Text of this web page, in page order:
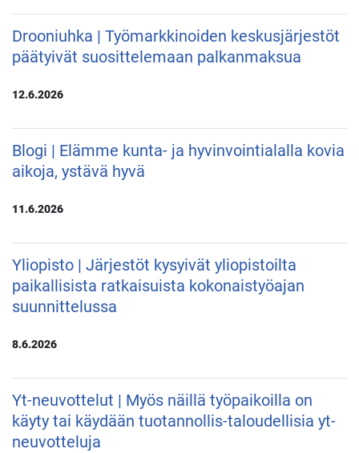
Drooniuhka | Työmarkkinoiden keskusjärjestöt
päätyivät suosittelemaan palkanmaksua
12.6.2026
Blogi | Elämme kunta- ja hyvinvointialalla kovia
aikoja, ystävä hyvä
11.6.2026
Yliopisto | Järjestöt kysyivät yliopistoilta
paikallisista ratkaisuista kokonaistyöajan
suunnittelussa
8.6.2026
Yt-neuvottelut | Myös näillä työpaikoilla on
käyty tai käydään tuotannollis-taloudellisia yt-
neuvotteluja